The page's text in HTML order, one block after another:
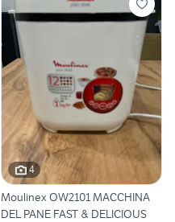
4
Moulinex OW2101 MACCHINA
DEL PANE FAST & DELICIOUS